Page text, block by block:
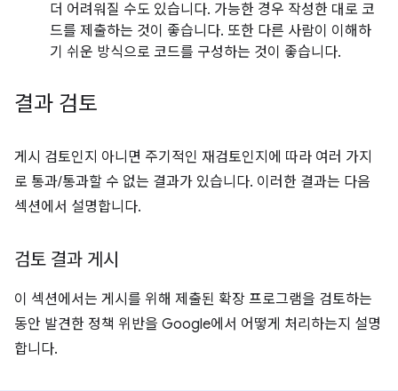
더 어려워질 수도 있습니다. 가능한 경우 작성한 대로 코
드를 제출하는 것이 좋습니다. 또한 다른 사람이 이해하
기 쉬운 방식으로 코드를 구성하는 것이 좋습니다.
결과 검토
게시 검토인지 아니면 주기적인 재검토인지에 따라 여러 가지
로 통과/통과할 수 없는 결과가 있습니다. 이러한 결과는 다음
섹션에서 설명합니다.
검토 결과 게시
이 섹션에서는 게시를 위해 제출된 확장 프로그램을 검토하는
동안 발견한 정책 위반을 Google에서 어떻게 처리하는지 설명
합니다.